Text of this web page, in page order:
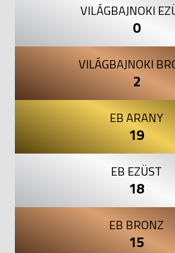
VILÁGBAJNOKI
0
VILÁGBAJNOKI
2
EB ARANY
19
EB EZÜST
18
EB BRONZ
15